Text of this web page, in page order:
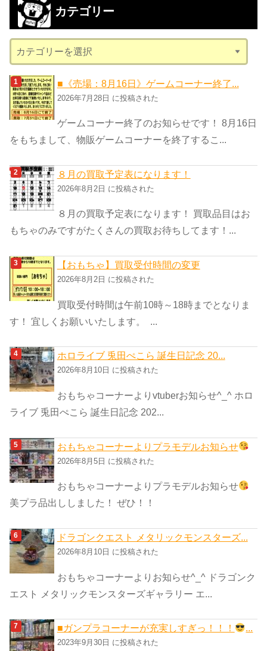
ブ
カテゴリー
テ
ゴ
リ
ー
■《売場：8月16日》ゲームコーナー終了...
2026年7月28日 に投稿された
ゲームコーナー終了のお知らせです！ 8月16日
をもちまして、物販ゲームコーナーを終了するこ...
８月の買取予定表になります！
2026年8月2日 に投稿された
８月の買取予定表になります！ 買取品目はお
もちゃのみですがたくさんの買取お待ちしてます！...
【おもちゃ】買取受付時間の変更
2026年8月2日 に投稿された
買取受付時間は午前10時～18時までとなりま
す！ 宜しくお願いいたします。 ...
ホロライブ 兎田ぺこら 誕生日記念 20...
2026年8月10日 に投稿された
おもちゃコーナーよりvtuberお知らせ^_^ ホロ
ライブ 兎田ぺこら 誕生日記念 202...
おもちゃコーナーよりプラモデルお知らせ
2026年8月5日 に投稿された
おもちゃコーナーよりプラモデルお知らせ
美プラ品出ししました！ ぜひ！！
ドラゴンクエスト メタリックモンスターズ...
2026年8月10日 に投稿された
おもちゃコーナーよりお知らせ^_^ ドラゴンク
エスト メタリックモンスターズギャラリー エ...
■ガンプラコーナーが充実しすぎっ！！！ ...
2023年9月30日 に投稿された